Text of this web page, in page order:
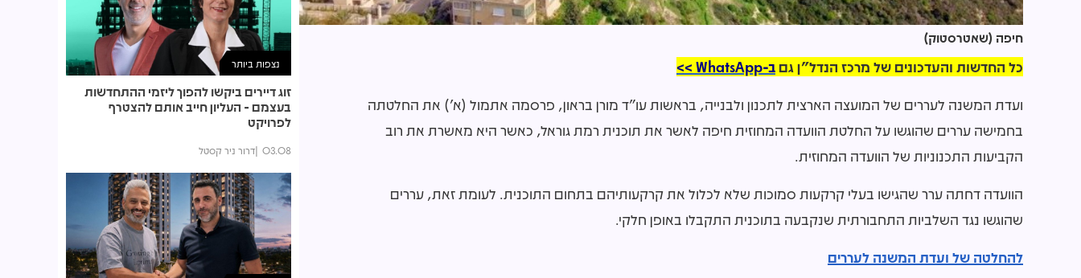
חיפה (שאטרסטוק)
כל החדשות והעדכונים של מרכז הנדל"ן גם ב-WhatsApp >>
ועדת המשנה לעררים של המועצה הארצית לתכנון ולבנייה, בראשות עו"ד מורן בראון, פרסמה אתמול (א') את החלטתה
בחמישה עררים שהוגשו על החלטת הוועדה המחוזית חיפה לאשר את תוכנית רמת גוראל, כאשר היא מאשרת את רוב
הקביעות התכנוניות של הוועדה המחוזית.
הוועדה דחתה ערר שהגישו בעלי קרקעות סמוכות שלא לכלול את קרקעותיהם בתחום התוכנית. לעומת זאת, עררים
שהוגשו נגד השלביות התחבורתית שנקבעה בתוכנית התקבלו באופן חלקי.
להחלטה של ועדת המשנה לעררים
נצפות ביותר
זוג דיירים ביקשו להפוך ליזמי ההתחדשות
בעצמם - העליון חייב אותם להצטרף
לפרויקט
03.08 דרור ניר קסטל